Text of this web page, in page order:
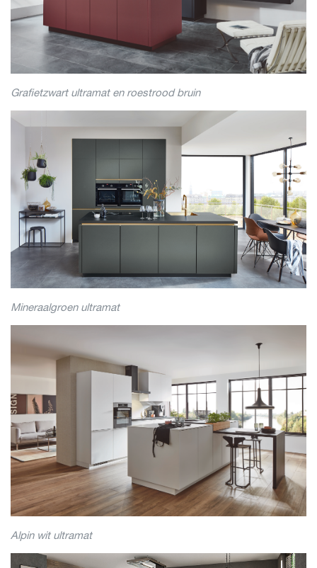
Grafietzwart ultramat en roestrood bruin
Mineraalgroen ultramat
Alpin wit ultramat